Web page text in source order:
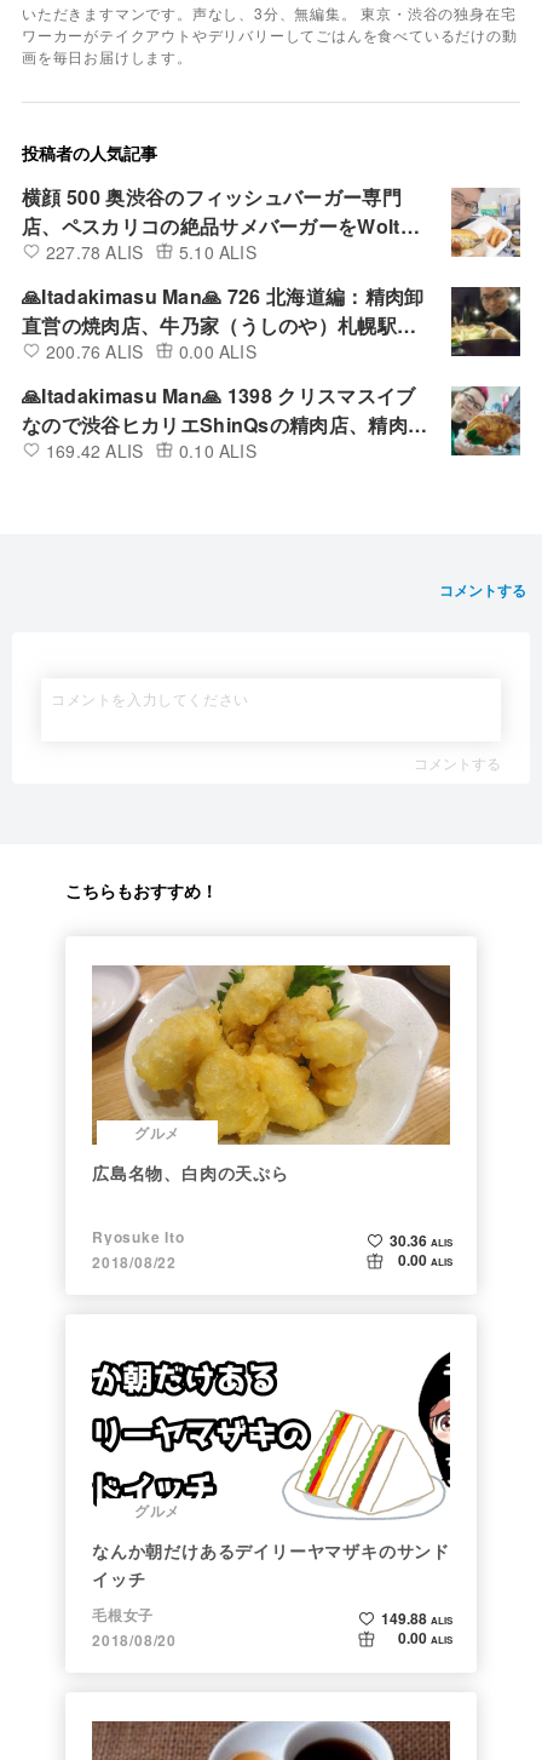
いただきますマンです。声なし、3分、無編集。 東京・渋谷の独身在宅
ワーカーがテイクアウトやデリバリーしてごはんを食べているだけの動
画を毎日お届けします。
投稿者の人気記事
横顔 500 奥渋谷のフィッシュバーガー専門
店、ペスカリコの絶品サメバーガーをWoltで
デリバリーして食べてみた
227.78 ALIS 5.10 ALIS
🙏Itadakimasu Man🙏 726 北海道編：精肉卸
直営の焼肉店、牛乃家（うしのや）札幌駅北
口店の満腹ランチ定食を店内で食べてみた
200.76 ALIS 0.00 ALIS
🙏Itadakimasu Man🙏 1398 クリスマスイブ
なので渋谷ヒカリエShinQsの精肉店、精肉あ
づまの四国匠どりローストチキンレッグ（醤
169.42 ALIS 0.10 ALIS
コメントする
コメントする
こちらもおすすめ！
グルメ
広島名物、白肉の天ぷら
Ryosuke Ito
2018/08/22
30.36 ALIS
0.00 ALIS
グルメ
なんか朝だけあるデイリーヤマザキのサンド
イッチ
毛根女子
2018/08/20
149.88 ALIS
0.00 ALIS